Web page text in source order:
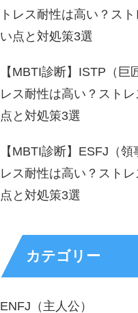
トレス耐性は高い？ス
い点と対処策3選
【MBTI診断】ISTP（巨
レス耐性は高い？スト
点と対処策3選
【MBTI診断】ESFJ（
レス耐性は高い？スト
点と対処策3選
カテゴリー
ENFJ（主人公）